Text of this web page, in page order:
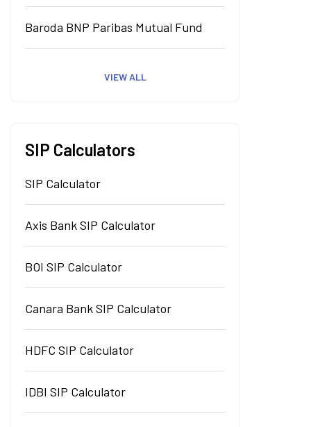
Baroda BNP Paribas Mutual Fund
VIEW ALL
SIP Calculators
SIP Calculator
Axis Bank SIP Calculator
BOI SIP Calculator
Canara Bank SIP Calculator
HDFC SIP Calculator
IDBI SIP Calculator